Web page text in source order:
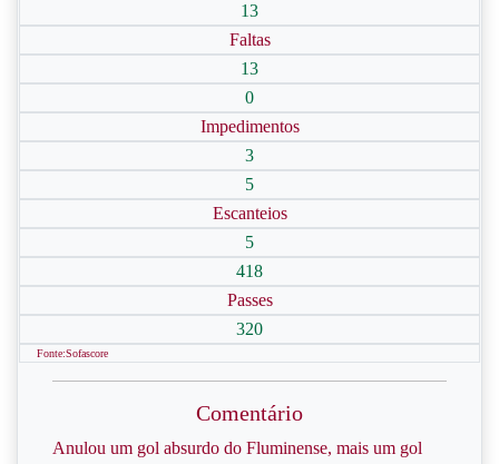
13
Faltas
13
0
Impedimentos
3
5
Escanteios
5
418
Passes
320
Fonte:Sofascore
Comentário
Anulou um gol absurdo do Fluminense, mais um gol